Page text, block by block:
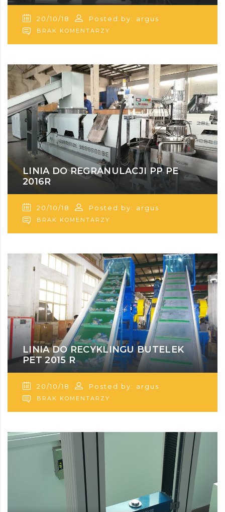
20/10/18 Posted by: argus
BRAK KOMENTARZY
LINIA DO REGRANULACJI PP PE
2016R
20/10/18 Posted by: argus
BRAK KOMENTARZY
LINIA DO RECYKLINGU BUTELEK
PET 2015 R
20/10/18 Posted by: argus
BRAK KOMENTARZY